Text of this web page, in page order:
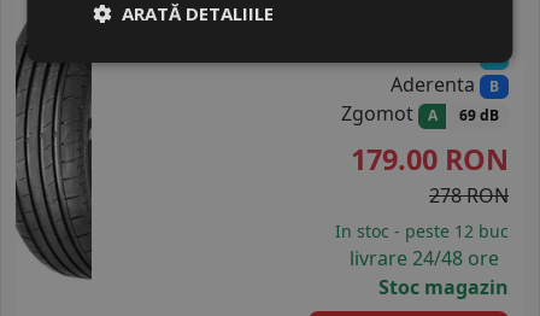
Aderenta B
Zgomot A 69 dB
179.00 RON
278 RON
In stoc - peste 12 buc
livrare 24/48 ore
Stoc magazin
ARATĂ DETALIILE